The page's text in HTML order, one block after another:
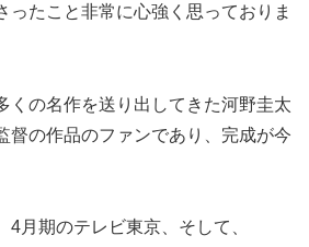
ったこと非常に心強く思っておりま
くの名作を送り出してきた河野圭太
督の作品のファンであり、完成が今
4月期のテレビ東京、そして、